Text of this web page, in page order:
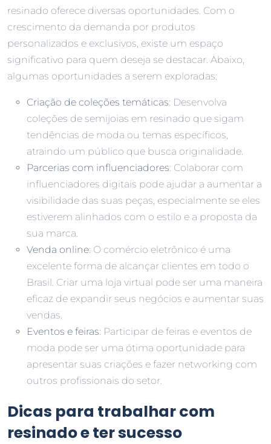
resinado oferece diversas oportunidades. Com o
crescimento da demanda por produtos
personalizados e exclusivos, existe um espaço
significativo para quem deseja se destacar. Abaixo,
algumas oportunidades a serem exploradas:
Criação de coleções temáticas: Desenvolva
coleções de semijoias em resinado que sigam
tendências de moda ou temas específicos,
atraindo um público que busca originalidade.
Parcerias com influenciadores: Colaborar com
influenciadores digitais pode ajudar a aumentar a
visibilidade das suas peças, especialmente se eles
estiverem alinhados com o estilo e a proposta da
sua marca.
Venda online: O comércio eletrônico é uma
excelente forma de alcançar clientes em todo o
Brasil. Criar uma loja virtual pode ser uma maneira
eficaz de expandir seus negócios e aumentar suas
vendas.
Eventos e feiras: Participar de feiras e eventos de
moda pode ser uma ótima oportunidade para
apresentar suas criações e fazer networking com
outros profissionais do setor.
Dicas para trabalhar com
resinado e ter sucesso